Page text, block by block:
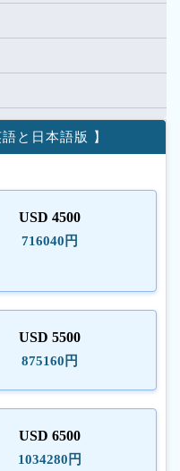
と日本語版 】
USD 4500
716040円
USD 5500
875160円
USD 6500
1034280円